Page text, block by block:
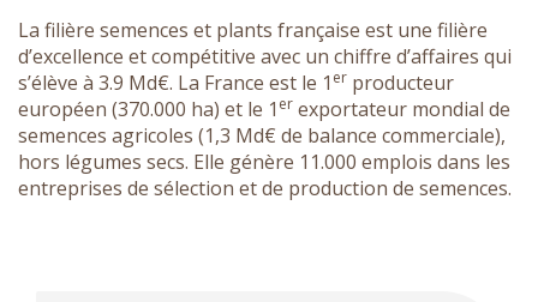
La filière semences et plants française est une filière
d’excellence et compétitive avec un chiffre d’affaires qui
s’élève à 3.9 Md€. La France est le 1 er producteur
européen (370.000 ha) et le 1 er exportateur mondial de
semences agricoles (1,3 Md€ de balance commerciale),
hors légumes secs. Elle génère 11.000 emplois dans les
entreprises de sélection et de production de semences.